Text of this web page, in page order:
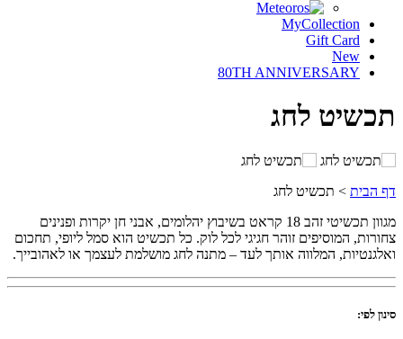
MyCollection
Gift Card
New
80TH ANNIVERSARY
תכשיט לחג
דף הבית > תכשיט לחג
מגוון תכשיטי זהב 18 קראט בשיבוץ יהלומים, אבני חן יקרות ופנינים
צחורות, המוסיפים זוהר חגיגי לכל לוק. כל תכשיט הוא סמל ליופי, תחכום
ואלגנטיות, המלווה אותך לעד – מתנה לחג מושלמת לעצמך או לאהובייך.
סינון לפי: